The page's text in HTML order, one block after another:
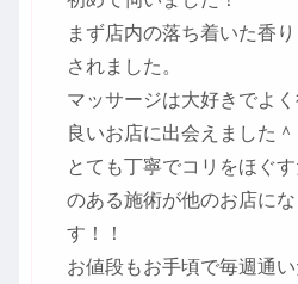
まず店内の落ち着いた香
されました。
マッサージは大好きでよ
良いお店に出会えました＾
とても丁寧でコリをほぐ
のある施術が他のお店に
す！！
お値段もお手頃で毎週通